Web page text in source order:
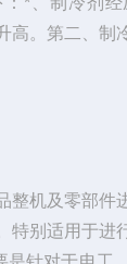
高。第二、制
调节技术,既
整机及零部件
特别适用于进